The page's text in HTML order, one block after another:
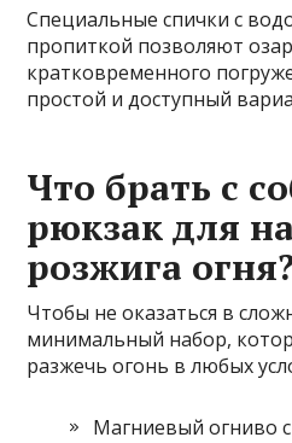
Специальные спички с
пропиткой позволяют
кратковременного
простой и доступный
Что брать с
рюкзак для
розжига
Чтобы не оказаться в
минимальный набор,
разжечь огонь в любых
Магниевый огниво